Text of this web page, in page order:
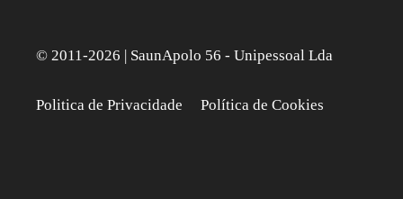
© 2011-2026 | SaunApolo 56 - Unipessoal Lda
Politica de Privacidade Política de Cookies